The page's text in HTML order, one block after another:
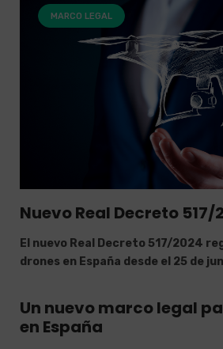
MARCO LEGAL
Nuevo Real Decreto 517/
El nuevo Real Decreto 517/2024
drones en España desde el 25 de
Un nuevo marco legal
en España